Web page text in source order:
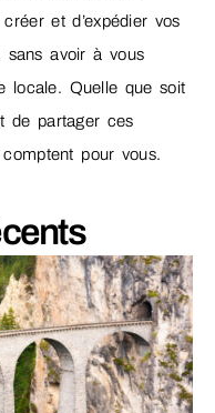
et d’expédier vos
sans avoir à vous
locale. Quelle que soit
de partager ces
pour vous.